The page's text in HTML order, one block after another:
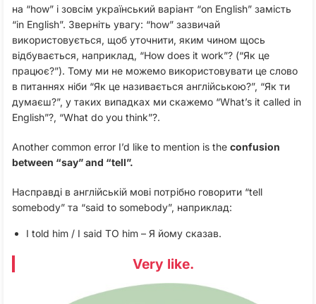
на “how” і зовсім український варіант “on English” замість
“in English”. Зверніть увагу: “how” зазвичай
використовується, щоб уточнити, яким чином щось
відбувається, наприклад, “How does it work”? (“Як це
працює?”). Тому ми не можемо використовувати це слово
в питаннях ніби “Як це називається англійською?”, “Як ти
думаєш?”, у таких випадках ми скажемо “What’s it called in
English”?, “What do you think”?.
Another common error I’d like to mention is the confusion
between “say” and “tell”.
Насправді в англійській мові потрібно говорити “tell
somebody” та “said to somebody”, наприклад:
I told him / I said TO him – Я йому сказав.
Very like.